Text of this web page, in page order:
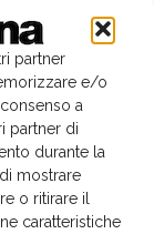
partner
e/o
a
partner di
durante la
mostrare
o ritirare il
caratteristiche